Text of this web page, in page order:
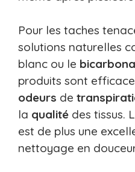
Pour les taches
solutions naturelles
blanc ou le
produits sont
odeurs de
la qualité des tissus.
est de plus une
nettoyage en